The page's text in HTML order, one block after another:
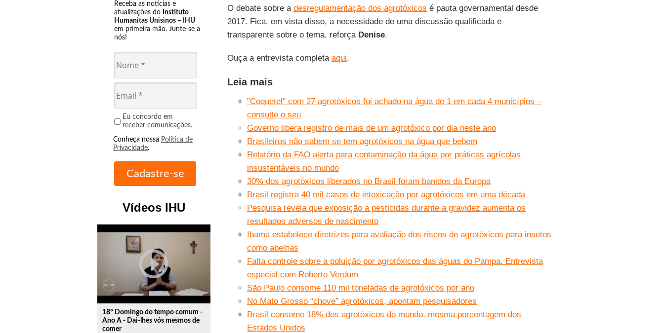
Receba as notícias e
atualizações do Instituto
Humanitas Unisinos – IHU
em primeira mão. Junte-se a
nós!
Eu concordo em
receber comunicações.
Conheça nossa Política de
Privacidade.
Vídeos IHU
play_circle_outline
18º Domingo do tempo comum -
Ano A - Dai-lhes vós mesmos de
comer
O debate sobre a desregulamentação dos agrotóxicos é pauta governamental desde
2017. Fica, em vista disso, a necessidade de uma discussão qualificada e
transparente sobre o tema, reforça Denise.
Ouça a entrevista completa aqui.
Leia mais
"Coquetel" com 27 agrotóxicos foi achado na água de 1 em cada 4 municípios –
consulte o seu
Governo libera registro de mais de um agrotóxico por dia neste ano
Brasileiros não sabem se tem agrotóxicos na água que bebem
Relatório da FAO alerta para contaminação da água por práticas agrícolas
insustentáveis no mundo
30% dos agrotóxicos liberados no Brasil foram banidos da Europa
Brasil registra 40 mil casos de intoxicação por agrotóxicos em uma década
Pesquisa revela que exposição a pesticidas durante a gravidez aumenta os
resultados adversos de nascimento
Ibama estabelece diretrizes para avaliação dos riscos de agrotóxicos para insetos
como abelhas
Falta controle sobre a poluição por agrotóxicos das águas do Pampa. Entrevista
especial com Roberto Verdum
São Paulo consome 110 mil toneladas de agrotóxicos por ano
No Mato Grosso “chove” agrotóxicos, apontam pesquisadores
Brasil consome 18% dos agrotóxicos do mundo, mesma porcentagem dos
Estados Unidos